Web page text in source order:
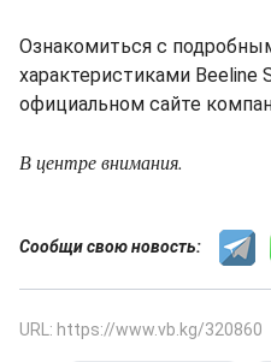
Ознакомиться с
характеристиками Beeline
официальном сайте
В центре внимания.
Сообщи свою новость:
URL: https://www.vb.kg/320860